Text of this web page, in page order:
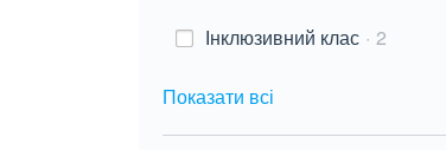
Інклюзивний клас 2
Показати всі